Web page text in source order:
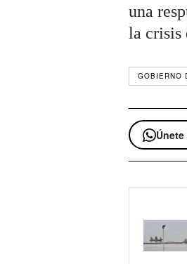
una
la crisis
GOBIERNO